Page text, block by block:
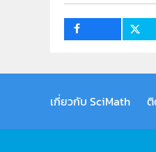
เกี่ยวกับ SciMath ติ